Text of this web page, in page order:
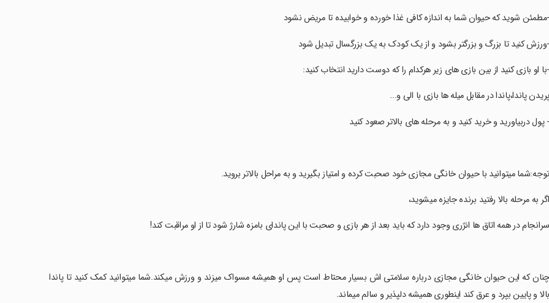
‏-مطمئن شوید که حیوان شما به اندازه کافی غذا خورده و خوابیده تا مریض نشود
‏-ورزش کنید تا بزرگ و بزرگتر بشود و از یک کودک به یک بزرگسال تبدیل شود
‏-با او بازی کنید از بین بازی های زیر هرکدام را که دوست دارید انتخاب کنید:
‏پریدن پاندا،پاندا در مقابل میله ها بازی با الی و...
‏- پول دربیاورید و خرید کنید و به مرحله های بالاتر صعود کنید
‏توجه:شما میتوانید با حیوان خانگی مجازی خود صحبت کرده و امتیاز بگیرید و به مراحل بالاتر بروید.
‏اگر به مرحله بالا رفتید برنده جایزه میشوید،
‏سرانجام در همه اتاق ها انژری وجود دارد که باید بعد از هر بازی و صحبت با این پاندای بامزه شارژ شود تا از او مراقبت کند!
‏چنان که این حیوان خانگی مجازی درباره سلامتی اش بسیار محتاط است پس او همیشه مسواک میزند و ورزش میکند.شما میتوانید کمک کنید تا پاندا
بالا و پایین بپرد و عرق کند اینطوری همیشه دلپذیر و سالم میماند.